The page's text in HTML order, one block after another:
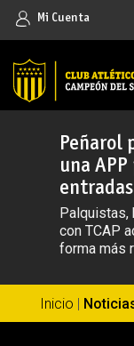
Mi Cuenta
Peñarol
una
entradas
Palquistas,
con TCAP
forma más
Inicio |